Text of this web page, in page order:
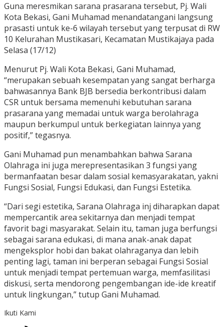
Guna meresmikan sarana prasarana tersebut, Pj. Wali
Kota Bekasi, Gani Muhamad menandatangani langsung
prasasti untuk ke-6 wilayah tersebut yang terpusat di RW
10 Kelurahan Mustikasari, Kecamatan Mustikajaya pada
Selasa (17/12)
Menurut Pj. Wali Kota Bekasi, Gani Muhamad,
“merupakan sebuah kesempatan yang sangat berharga
bahwasannya Bank BJB bersedia berkontribusi dalam
CSR untuk bersama memenuhi kebutuhan sarana
prasarana yang memadai untuk warga berolahraga
maupun berkumpul untuk berkegiatan lainnya yang
positif,” tegasnya.
Gani Muhamad pun menambahkan bahwa Sarana
Olahraga ini juga merepresentasikan 3 fungsi yang
bermanfaatan besar dalam sosial kemasyarakatan, yakni
Fungsi Sosial, Fungsi Edukasi, dan Fungsi Estetika.
“Dari segi estetika, Sarana Olahraga inj diharapkan dapat
mempercantik area sekitarnya dan menjadi tempat
favorit bagi masyarakat. Selain itu, taman juga berfungsi
sebagai sarana edukasi, di mana anak-anak dapat
mengeksplor hobi dan bakat olahraganya dan lebih
penting lagi, taman ini berperan sebagai Fungsi Sosial
untuk menjadi tempat pertemuan warga, memfasilitasi
diskusi, serta mendorong pengembangan ide-ide kreatif
untuk lingkungan,” tutup Gani Muhamad.
Ikuti Kami